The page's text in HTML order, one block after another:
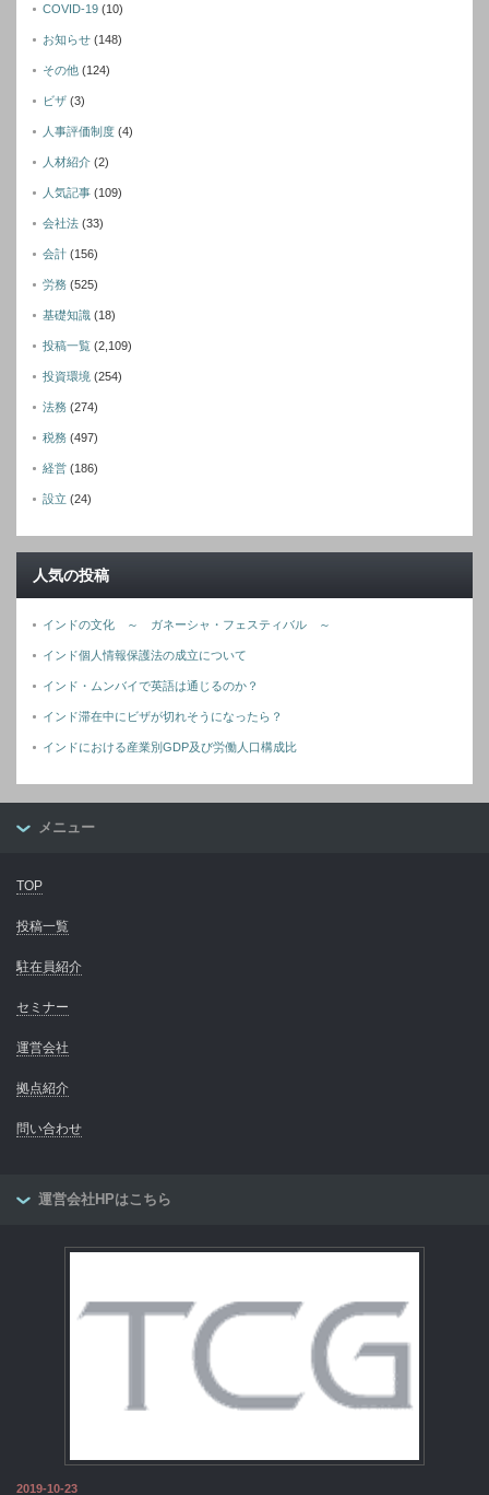
COVID-19 (10)
お知らせ (148)
その他 (124)
ビザ (3)
人事評価制度 (4)
人材紹介 (2)
人気記事 (109)
会社法 (33)
会計 (156)
労務 (525)
基礎知識 (18)
投稿一覧 (2,109)
投資環境 (254)
法務 (274)
税務 (497)
経営 (186)
設立 (24)
人気の投稿
インドの文化 ～ ガネーシャ・フェスティバル ～
インド個人情報保護法の成立について
インド・ムンバイで英語は通じるのか？
インド滞在中にビザが切れそうになったら？
インドにおける産業別GDP及び労働人口構成比
メニュー
TOP
投稿一覧
駐在員紹介
セミナー
運営会社
拠点紹介
問い合わせ
運営会社HPはこちら
2019-10-23